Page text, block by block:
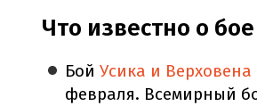
Что известно о
БойУсика и Верховена
февраля. Всемирный